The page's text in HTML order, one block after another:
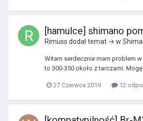
[hamulce] shimano
Rimuss dodał temat → w
Witam serdecznie mam problem
to 300-350 około z tarczami.
27 Czerwca 2019 12